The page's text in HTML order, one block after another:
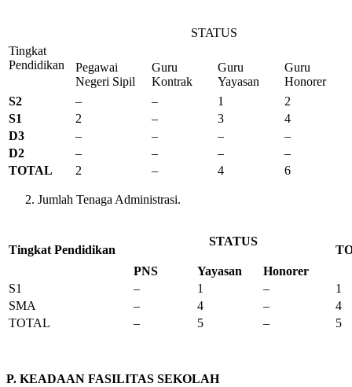
Tingkat
Pendidikan
STATUS
Pegawai
Negeri Sipil
Guru
Kontrak
Guru
Yayasan
Guru
Honorer
S2
– – 1
2
S1
2 – 3
4
D3
– – –
–
D2
– – –
–
TOTAL
2 – 4 6
Jumlah Tenaga Administrasi.
Tingkat Pendidikan
STATUS
PNS
Yayasan
Honorer
S1
– 1 –
1
SMA
– 4 –
4
TOTAL
– 5 – 5
P. KEADAAN FASILITAS SEKOLAH